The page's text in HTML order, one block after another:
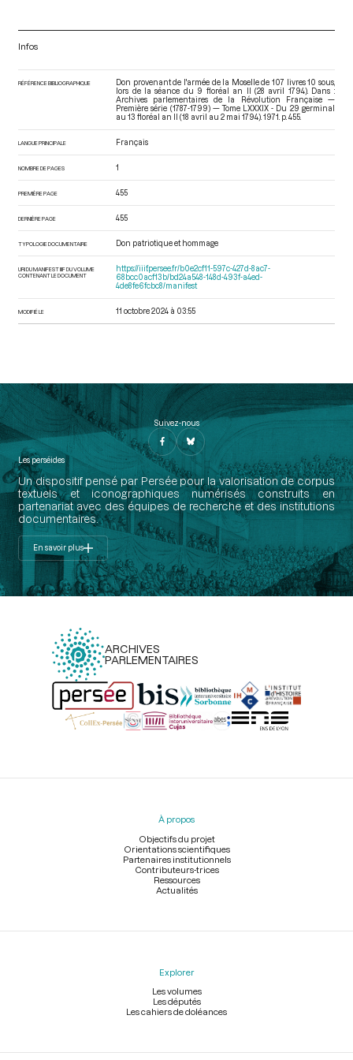
Infos
RÉFÉRENCE BIBLIOGRAPHIQUE
Don provenant de l'armée de la Moselle de 107 livres 10 sous,
lors de la séance du 9 floréal an II (28 avril 1794). Dans :
Archives parlementaires de la Révolution Française —
Première série (1787-1799) — Tome LXXXIX - Du 29 germinal
au 13 floréal an II (18 avril au 2 mai 1794) . 1971. p. 455.
LANGUE PRINCIPALE Français
NOMBRE DE PAGES 1
PREMIÈRE PAGE 455
DERNIÈRE PAGE 455
TYPOLOGIE DOCUMENTAIRE Don patriotique et hommage
URI DU MANIFEST IIIF DU VOLUME
CONTENANT LE DOCUMENT
https://iiif.persee.fr/b0e2cf11-597c-427d-8ac7-
68bcc0acf13b/bd24a548-148d-493f-a4ed-
4de8fe6fcbc8/manifest
MODIFIÉ LE 11 octobre 2024 à 03:55
Suivez-nous
Les perséides
Un dispositif pensé par Persée pour la valorisation de corpus
textuels et iconographiques numérisés construits en
partenariat avec des équipes de recherche et des institutions
documentaires.
En savoir plus
ARCHIVES
PARLEMENTAIRES
Menu
À propos
Objectifs du projet
Orientations scientifiques
Partenaires institutionnels
Contributeurs-trices
Ressources
Actualités
Explorer
Les volumes
Les députés
Les cahiers de doléances